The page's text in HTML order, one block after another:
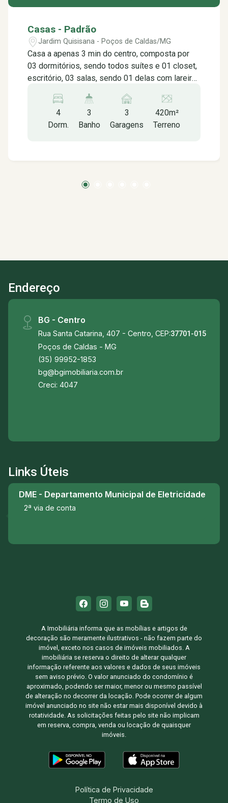
Casas - Padrão
Jardim Quisisana - Poços de Caldas/MG
Casa a apenas 3 min do centro, composta por
03 dormitórios, sendo todos suítes e 01 closet,
escritório, 03 salas, sendo 01 delas com lareira,
armários e 03 vagas de garagem. Edícula
contendo sala, cozinha, 01 dormitório, banheiro
social e área de serviço. Área de lazer com
segurança, sistema de aquecimento, cerca
4
Dorm.
3
Banho
3
Garagens
420m²
Terreno
Endereço
BG - Centro
Rua Santa Catarina, 407 - Centro, CEP:37701-015
Poços de Caldas - MG
(35) 99952-1853
bg@bgimobiliaria.com.br
Creci: 4047
Links Úteis
DME - Departamento Municipal de Eletricidade
2ª via de conta
A Imobiliária informa que as mobílias e artigos de
decoração são meramente ilustrativos - não fazem parte do
imóvel, exceto nos casos de imóveis mobiliados. A
imobiliária se reserva o direito de alterar qualquer
informação referente aos valores e dados de seus imóveis
sem aviso prévio. O valor anunciado do condomínio é
aproximado, podendo ser maior, menor ou mesmo passível
de alteração no decorrer da locação. Pode ocorrer de algum
imóvel anunciado no site não estar mais disponível devido à
rotatividade. As solicitações feitas pelo site não implicam
em reserva, compra, venda ou locação de quaisquer
imóveis.
Política de Privacidade
Termo de Uso